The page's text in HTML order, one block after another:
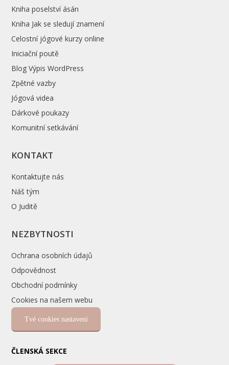
Kniha poselství ásán
Kniha Jak se sledují znamení
Celostní jógové kurzy online
Iniciační poutě
Blog Výpis WordPress
Zpětné vazby
Jógová videa
Dárkové poukazy
Komunitní setkávání
KONTAKT
Kontaktujte nás
Náš tým
O Juditě
NEZBYTNOSTI
Ochrana osobních údajů
Odpovědnost
Obchodní podmínky
Cookies na našem webu
Tvé cookies nastavení
ČLENSKÁ SEKCE